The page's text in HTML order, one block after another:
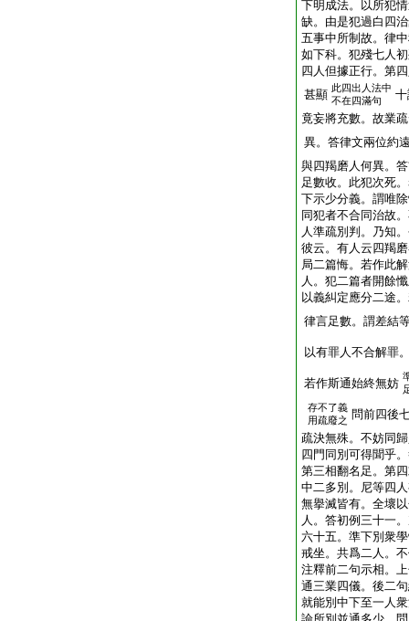
下明成法。以所犯
缺。由是犯過白四
五事中所制故。律
如下科。犯殘七人
四人但據正行。第
甚顯 此四出人法中
不在四滿句
竟妄將充數。故業
異。答律文兩位約
與四羯磨人何異。
足數收。此犯次死
下示少分義。謂唯
同犯者不合同治故
人準疏別判。乃知
彼云。有人云四羯
局二篇悔。若作此
人。犯二篇者開餘
以義糾定應分二途
律言足數。謂差結
以有罪人不合解罪
若作斯通始終無妨
存不了義
用疏廢之 問前四後
疏決無殊。不妨同
四門同別可得聞乎
第三相翻名足。第
中二多別。尼等四
無擧滅皆有。全壞
人。答初例三十一
六十五。準下別衆
戒坐。共爲二人。
注釋前二句示相。
通三業四儀。後二
就能別中下至一人